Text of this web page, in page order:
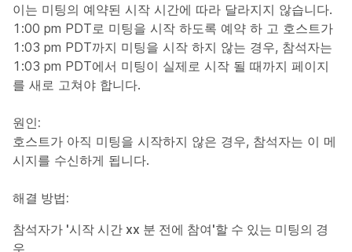
이는 미팅의 예약된 시작 시간에 따라 달라지지 않습니다.
1:00 pm PDT로 미팅을 시작 하도록 예약 하 고 호스트가
1:03 pm PDT까지 미팅을 시작 하지 않는 경우, 참석자는
1:03 pm PDT에서 미팅이 실제로 시작 될 때까지 페이지
를 새로 고쳐야 합니다.
원인:
호스트가 아직 미팅을 시작하지 않은 경우, 참석자는 이 메
시지를 수신하게 됩니다.
해결 방법:
참석자가 '시작 시간 xx 분 전에 참여'할 수 있는 미팅의 경
우